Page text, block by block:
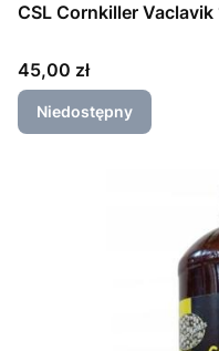
CSL Cornkiller
Cena
45,00 zł
Niedostępny